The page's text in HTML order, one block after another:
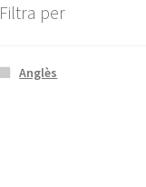
Filtra per
Anglès